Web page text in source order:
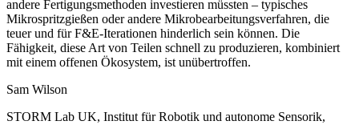
andere Fertigungsmethoden investieren müssten – typisches
Mikrospritzgießen oder andere Mikrobearbeitungsverfahren, die
teuer und für F&E-Iterationen hinderlich sein können. Die
Fähigkeit, diese Art von Teilen schnell zu produzieren, kombiniert
mit einem offenen Ökosystem, ist unübertroffen.
Sam Wilson
STORM Lab UK, Institut für Robotik und autonome Sensorik,